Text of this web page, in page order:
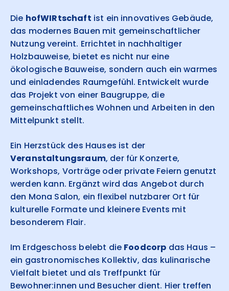
Die hofWIRtschaft ist ein innovatives Gebäude,
das modernes Bauen mit gemeinschaftlicher
Nutzung vereint. Errichtet in nachhaltiger
Holzbauweise, bietet es nicht nur eine
ökologische Bauweise, sondern auch ein warmes
und einladendes Raumgefühl. Entwickelt wurde
das Projekt von einer Baugruppe, die
gemeinschaftliches Wohnen und Arbeiten in den
Mittelpunkt stellt.
Ein Herzstück des Hauses ist der
Veranstaltungsraum, der für Konzerte,
Workshops, Vorträge oder private Feiern genutzt
werden kann. Ergänzt wird das Angebot durch
den Mona Salon, ein flexibel nutzbarer Ort für
kulturelle Formate und kleinere Events mit
besonderem Flair.
Im Erdgeschoss belebt die Foodcorp das Haus –
ein gastronomisches Kollektiv, das kulinarische
Vielfalt bietet und als Treffpunkt für
Bewohner:innen und Besucher dient. Hier treffen